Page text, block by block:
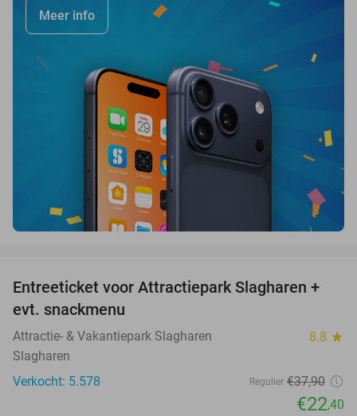
Meer info
41%
Entreeticket voor Attractiepark Slagharen +
evt. snackmenu
Attractie- & Vakantiepark Slagharen 8.8 star
Slagharen
Verkocht: 5.578
Regulier €37,90
€22,40